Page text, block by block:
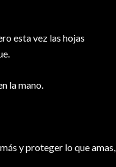
esta vez las hojas
la mano.
y proteger lo que amas,